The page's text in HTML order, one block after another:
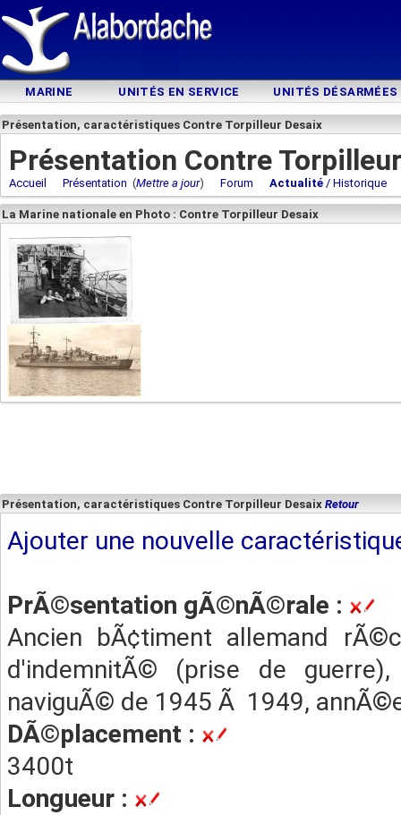
MARINE UNITÉS EN SERVICE UNITÉS DÉSARMÉES
Présentation, caractéristiques Contre Torpilleur Desaix
Présentation Contre
Accueil Présentation (Mettre a jour) Forum Actualité / Historique
La Marine nationale en Photo : Contre Torpilleur Desaix
Présentation, caractéristiques Contre Torpilleur Desaix Retour
Ajouter une nouvelle
PrÃ©sentation gÃ©nÃ©rale :
Ancien bÃ¢timent allemand
d'indemnitÃ© (prise de
naviguÃ© de 1945 Ã 1949,
DÃ©placement :
3400t
Longueur :